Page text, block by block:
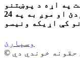
په اړه د پوښتنو
لپاره، مهرباني وکړئ موږ ته پریږدئ او موږ به په 24
وسپارئ